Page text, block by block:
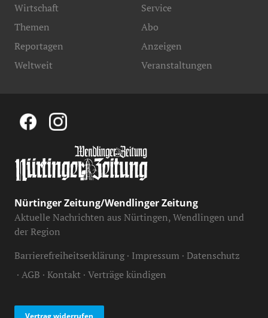
Wirtschaft
Themen
Reportagen
Weltweit
Service
Abo
Anzeigen
Veranstaltungen
Nürtinger Zeitung/Wendlinger Zeitung
Aktuelle Nachrichten aus Nürtingen, Wendlingen und
der Region
Barrierefreiheitserklärung Impressum Datenschutz
AGB Kontakt Verträge kündigen
Vertrag widerrufen